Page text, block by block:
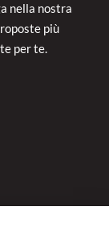
nella nostra
più
per te.